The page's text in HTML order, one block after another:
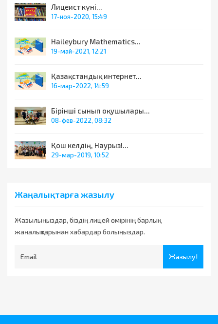
Лицеист күні...
17-ноя-2020, 15:49
Haileybury Mathematics...
19-май-2021, 12:21
Қазақстандық интернет...
16-мар-2022, 14:59
Бірінші сынып оқушылары...
08-фев-2022, 08:32
Қош келдің, Наурыз!...
29-мар-2019, 10:52
Жаңалықтарға жазылу
Жазылыңыздар, біздің лицей өмірінің барлық
жаңалықтарынан хабардар болыңыздар.
Жазылу!